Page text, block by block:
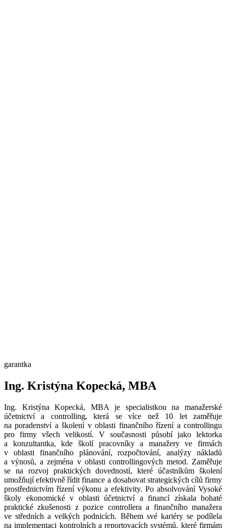
garantka
Ing. Kristýna Kopecká, MBA
Ing. Kristýna Kopecká, MBA je specialistkou na manažerské
účetnictví a controlling, která se více než 10 let zaměřuje
na poradenství a školení v oblasti finančního řízení a controllingu
pro firmy všech velikostí. V současnosti působí jako lektorka
a konzultantka, kde školí pracovníky a manažery ve firmách
v oblasti finančního plánování, rozpočtování, analýzy nákladů
a výnosů, a zejména v oblasti controllingových metod. Zaměřuje
se na rozvoj praktických dovedností, které účastníkům školení
umožňují efektivně řídit finance a dosahovat strategických cílů firmy
prostřednictvím řízení výkonu a efektivity. Po absolvování Vysoké
školy ekonomické v oblasti účetnictví a financí získala bohaté
praktické zkušenosti z pozice controllera a finančního manažera
ve středních a velkých podnicích. Během své kariéry se podílela
na implementaci kontrolních a reportovacích systémů, které firmám